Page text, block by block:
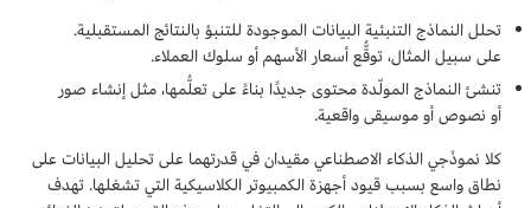
تحلل النماذج التنبئية البيانات الموجودة للتنبؤ بالنتائج المستقبلية.
على سبيل المثال، توقُّع أسعار الأسهم أو سلوك العملاء.
تنشئ النماذج المولّدة محتوى جديدًا بناءً على تعلُّمها، مثل إنشاء صور
أو نصوص أو موسيقى واقعية.
كلا نموذَجي الذكاء الاصطناعي مقيدان في قدرتهما على تحليل البيانات على
نطاق واسع بسبب قيود أجهزة الكمبيوتر الكلاسيكية التي تشغلها. تهدف